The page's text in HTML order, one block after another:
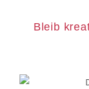
Bleib